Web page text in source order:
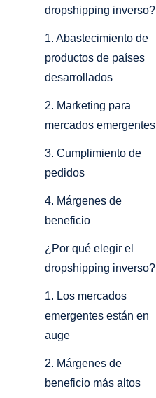
dropshipping inverso?
1. Abastecimiento de
productos de países
desarrollados
2. Marketing para
mercados emergentes
3. Cumplimiento de
pedidos
4. Márgenes de
beneficio
¿Por qué elegir el
dropshipping inverso?
1. Los mercados
emergentes están en
auge
2. Márgenes de
beneficio más altos